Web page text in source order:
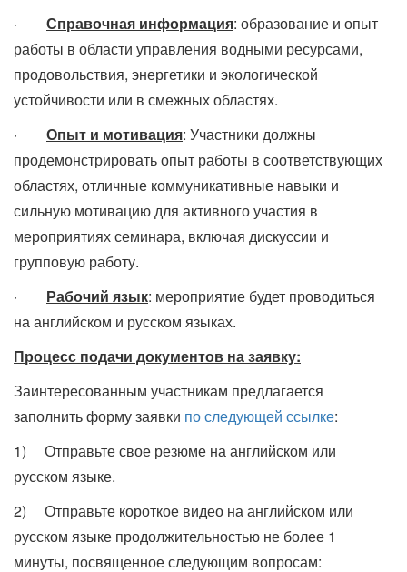
· Справочная информация: образование и опыт
работы в области управления водными ресурсами,
продовольствия, энергетики и экологической
устойчивости или в смежных областях.
· Опыт и мотивация: Участники должны
продемонстрировать опыт работы в соответствующих
областях, отличные коммуникативные навыки и
сильную мотивацию для активного участия в
мероприятиях семинара, включая дискуссии и
групповую работу.
· Рабочий язык: мероприятие будет проводиться
на английском и русском языках.
Процесс подачи документов на заявку:
Заинтересованным участникам предлагается
заполнить форму заявки по следующей ссылке:
1) Отправьте свое резюме на английском или
русском языке.
2) Отправьте короткое видео на английском или
русском языке продолжительностью не более 1
минуты, посвященное следующим вопросам: